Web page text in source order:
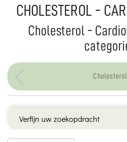
CHOLESTEROL -
Cholesterol -
Cholesterol
Verfijn uw zoekopdracht